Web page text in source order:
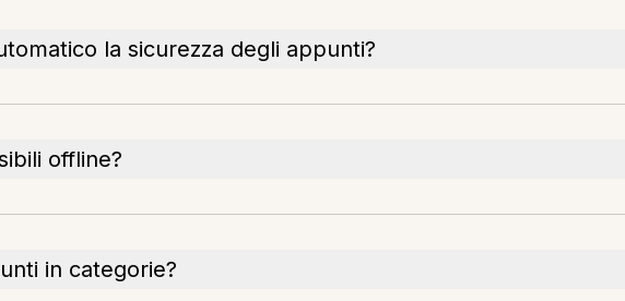
la sicurezza degli appunti?
offline?
in categorie?